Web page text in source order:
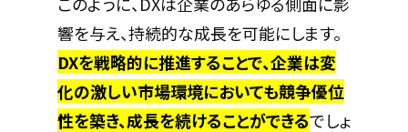
響を与え、持続的な成長を可能にします。
DXを戦略的に推進することで、企業は変
化の激しい市場環境においても競争優位
性を築き、成長を続けることができるでしょ